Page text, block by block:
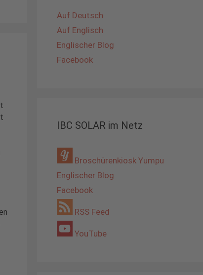
Auf Deutsch
Auf Englisch
Englischer Blog
Facebook
IBC SOLAR im Netz
Broschürenkiosk Yumpu
Englischer Blog
Facebook
RSS Feed
YouTube